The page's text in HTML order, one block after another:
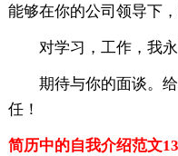
能够在你的公司领导下
对学习，工作，我
期待与你的面谈。
任！
简历中的自我介绍范文13